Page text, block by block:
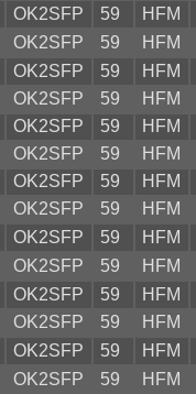
OK2SFP 59 HFM
OK2SFP 59 HFM
OK2SFP 59 HFM
OK2SFP 59 HFM
OK2SFP 59 HFM
OK2SFP 59 HFM
OK2SFP 59 HFM
OK2SFP 59 HFM
OK2SFP 59 HFM
OK2SFP 59 HFM
OK2SFP 59 HFM
OK2SFP 59 HFM
OK2SFP 59 HFM
OK2SFP 59 HFM